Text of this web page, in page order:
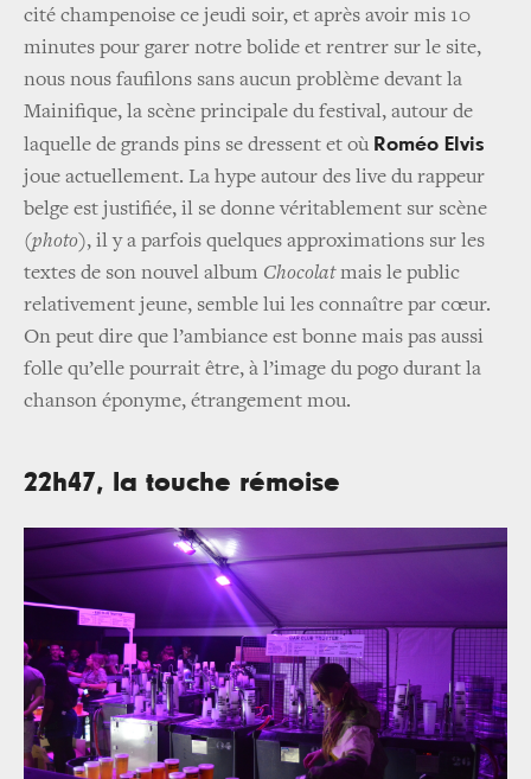
cité champenoise ce jeudi soir, et après avoir mis 10
minutes pour garer notre bolide et rentrer sur le site,
nous nous faufilons sans aucun problème devant la
Mainifique, la scène principale du festival, autour de
laquelle de grands pins se dressent et où Roméo Elvis
joue actuellement. La hype autour des live du rappeur
belge est justifiée, il se donne véritablement sur scène
(photo), il y a parfois quelques approximations sur les
textes de son nouvel album Chocolatmais le public
relativement jeune, semble lui les connaître par cœur.
On peut dire que l’ambiance est bonne mais pas aussi
folle qu’elle pourrait être, à l’image du pogo durant la
chanson éponyme, étrangement mou.
22h47, la touche rémoise